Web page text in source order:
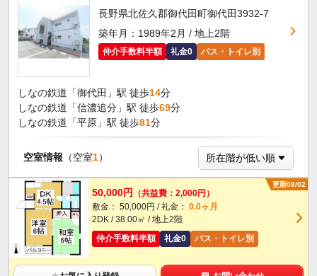
長野県北佐久郡御代田町御代田3932-7
築年月：1989年2月 / 地上2階
仲介手数料半額 礼金0 バス・トイレ別
しなの鉄道「御代田」駅 徒歩14分
しなの鉄道「信濃追分」駅 徒歩69分
しなの鉄道「平原」駅 徒歩81分
空室情報 （空室1）
更新08/02
50,000円 （共益費：2,000円）
敷金： 50,000円 / 礼金： 0.0ヶ月
2DK / 38.00㎡ / 地上2階
仲介手数料半額
礼金0 バス・トイレ別